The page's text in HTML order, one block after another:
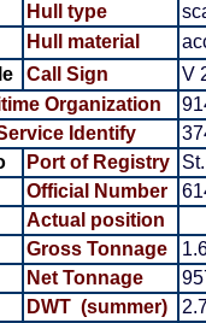
Hull type
Hull material
Call Sign
V
Organization
Identify
Port of Registry
Official Number
Actual position
Gross Tonnage
Net Tonnage
DWT (summer)